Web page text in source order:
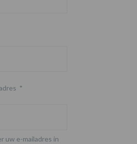
*
uw e-mailadres in